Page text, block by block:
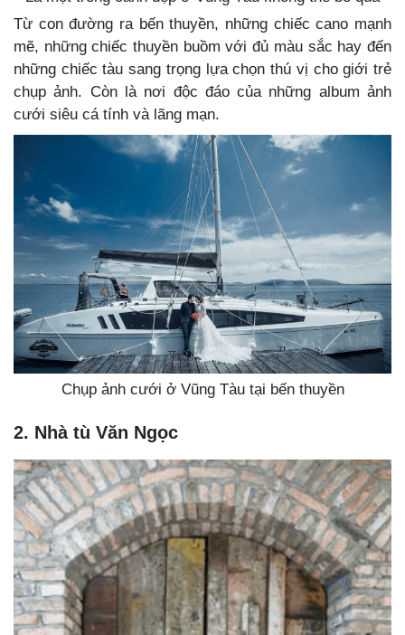
Từ con đường ra bến thuyền, những chiếc cano mạnh
mẽ, những chiếc thuyền buồm với đủ màu sắc hay đến
những chiếc tàu sang trọng lựa chọn thú vị cho giới trẻ
chụp ảnh. Còn là nơi độc đáo của những album ảnh
cưới siêu cá tính và lãng mạn.
Chụp ảnh cưới ở Vũng Tàu tại bến thuyền
2. Nhà tù Văn Ngọc